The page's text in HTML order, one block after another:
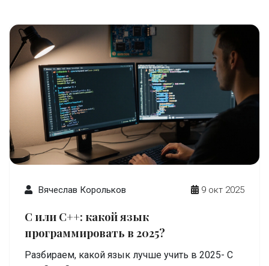
Вячеслав Корольков 9 окт 2025
C или C++: какой язык
программировать в 2025?
Разбираем, какой язык лучше учить в 2025- C